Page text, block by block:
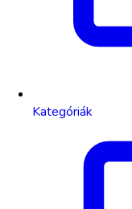
Kategóriák